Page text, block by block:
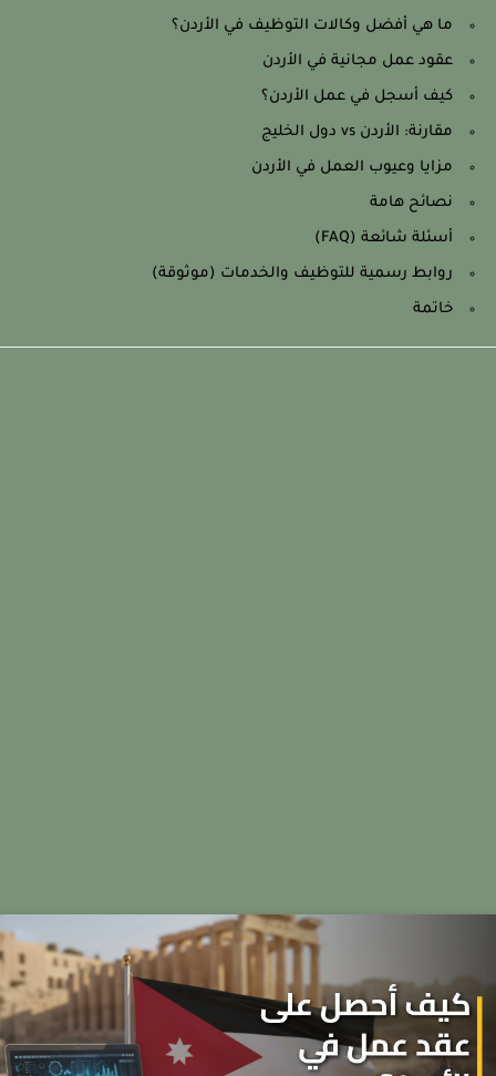
ما هي أفضل وكالات التوظيف في الأردن؟
عقود عمل مجانية في الأردن
كيف أسجل في عمل الأردن؟
مقارنة: الأردن vs دول الخليج
مزايا وعيوب العمل في الأردن
نصائح هامة
أسئلة شائعة (FAQ)
روابط رسمية للتوظيف والخدمات (موثوقة)
خاتمة